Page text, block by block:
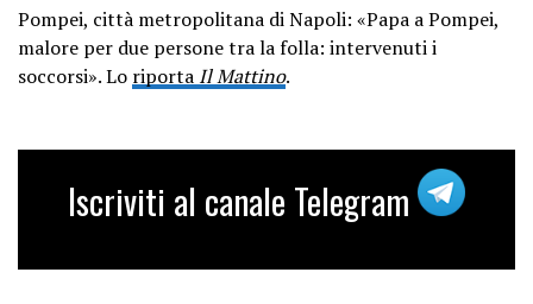
Pompei, città metropolitana di Napoli: «Papa a Pompei,
malore per due persone tra la folla: intervenuti i
soccorsi». Lo riporta Il Mattino.
Iscriviti al canale Telegram